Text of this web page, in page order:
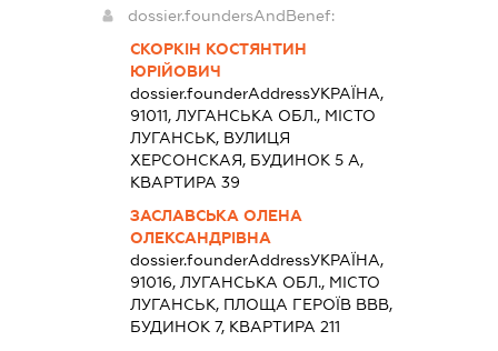
dossier.foundersAndBenef:
СКОРКІН КОСТЯНТИН
ЮРІЙОВИЧ
dossier.founderAddressУКРАЇНА,
91011, ЛУГАНСЬКА ОБЛ., МІСТО
ЛУГАНСЬК, ВУЛИЦЯ
ХЕРСОНСКАЯ, БУДИНОК 5 А,
КВАРТИРА 39
ЗАСЛАВСЬКА ОЛЕНА
ОЛЕКСАНДРІВНА
dossier.founderAddressУКРАЇНА,
91016, ЛУГАНСЬКА ОБЛ., МІСТО
ЛУГАНСЬК, ПЛОЩА ГЕРОЇВ ВВВ,
БУДИНОК 7, КВАРТИРА 211